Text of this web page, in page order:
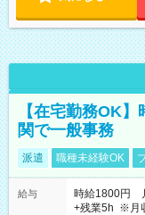
【在宅勤務OK
関で一般事務
派遣 職種未経験OK
給与
時給1800円
+残業5h ※月